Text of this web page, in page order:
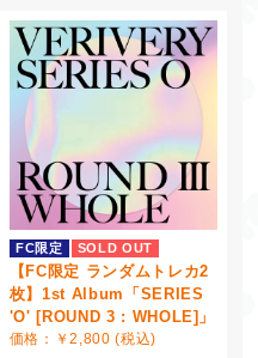
FC限定 SOLD OUT
【FC限定 ランダムトレカ2
枚】1st Album「SERIES
'O' [ROUND 3 : WHOLE]」
価格：￥2,800 (税込)